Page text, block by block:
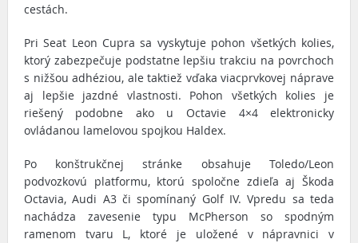
cestách.
Pri Seat Leon Cupra sa vyskytuje pohon všetkých kolies,
ktorý zabezpečuje podstatne lepšiu trakciu na povrchoch
s nižšou adhéziou, ale taktiež vďaka viacprvkovej náprave
aj lepšie jazdné vlastnosti. Pohon všetkých kolies je
riešený podobne ako u Octavie 4×4 elektronicky
ovládanou lamelovou spojkou Haldex.
Po konštrukčnej stránke obsahuje Toledo/Leon
podvozkovú platformu, ktorú spoločne zdieľa aj Škoda
Octavia, Audi A3 či spomínaný Golf IV. Vpredu sa teda
nachádza zavesenie typu McPherson so spodným
ramenom tvaru L, ktoré je uložené v nápravnici v